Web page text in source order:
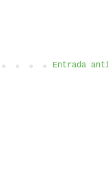
Entrada